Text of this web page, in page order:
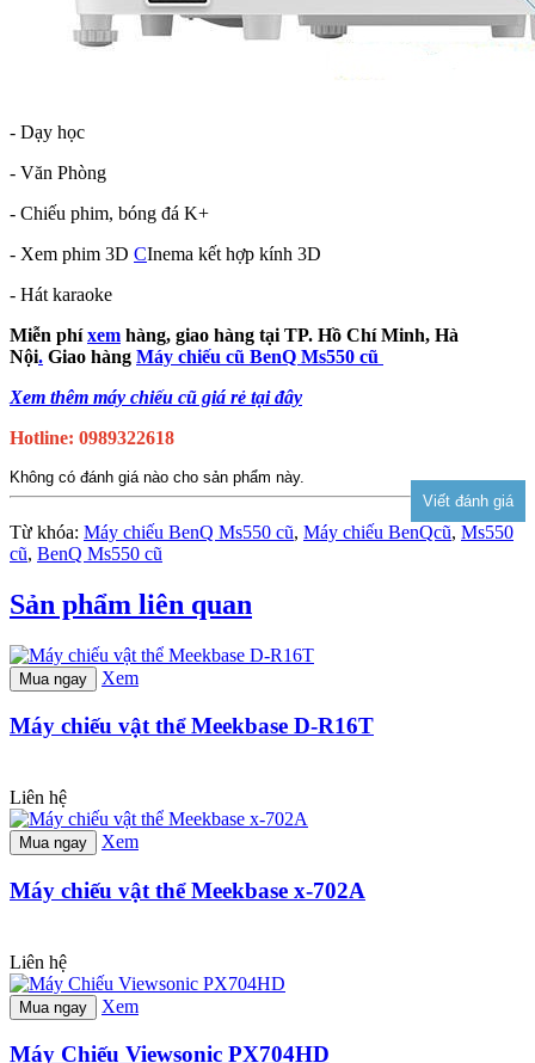
- Dạy học
- Văn Phòng
- Chiếu phim, bóng đá K+
- Xem phim 3D CInema kết hợp kính 3D
- Hát karaoke
Miễn phíxem hàng, giao hàng tại TP. Hồ Chí Minh, Hà
Nội. Giao hàng Máy chiếu cũ BenQ Ms550 cũ
Xem thêm máy chiếu cũ giá rẻ tại đây
Hotline: 0989322618
Không có đánh giá nào cho sản phẩm này.
Từ khóa: Máy chiếu BenQ Ms550 cũ, Máy chiếu BenQcũ, Ms550
cũ, BenQ Ms550 cũ
Sản phẩm liên quan
Mua ngay Xem
Máy chiếu vật thể Meekbase D-R16T
Liên hệ
Mua ngay Xem
Máy chiếu vật thể Meekbase x-702A
Liên hệ
Mua ngay Xem
Máy Chiếu Viewsonic PX704HD